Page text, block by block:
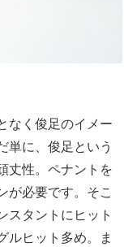
なく俊足のイメー
単に、俊足という
丈性。ペナントを
が必要です。そこ
スタントにヒット
ルヒット多め。ま